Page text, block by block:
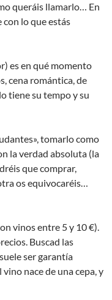
queráis llamarlo… En
lo que estás
es en qué momento
cena romántica, de
tiene su tempo y su
tomarlo como
la verdad absoluta (la
que comprar,
os equivocaréis…
vinos entre 5 y 10 €).
Buscad las
ser garantía
nace de una cepa, y